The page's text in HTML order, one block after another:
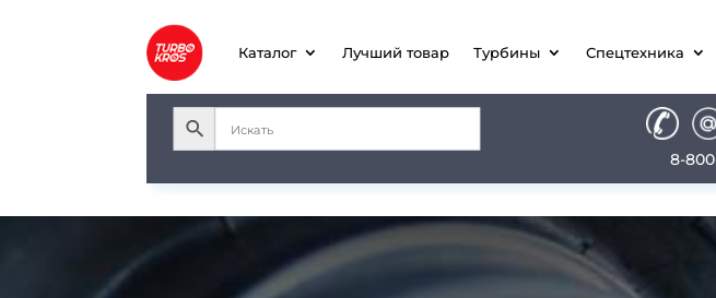
Каталог Лучший товар Турбины Спецтехника
8-